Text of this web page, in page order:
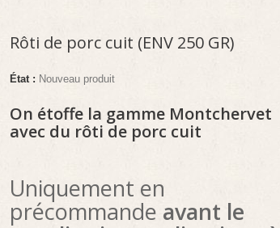
Rôti de porc cuit (ENV 250 GR)
État : Nouveau produit
On étoffe la gamme Montchervet
avec du rôti de porc cuit
Uniquement en
précommande avant le